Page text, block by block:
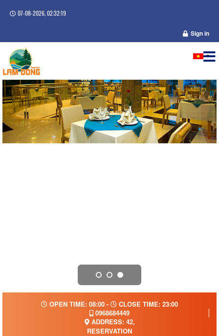
07-08-2026, 02:32:19
Sign in
OPEN TIME: 08:00 -
CLOSE TIME: 23:00
0968684449
ADDRESS: 42,
RESERVATION